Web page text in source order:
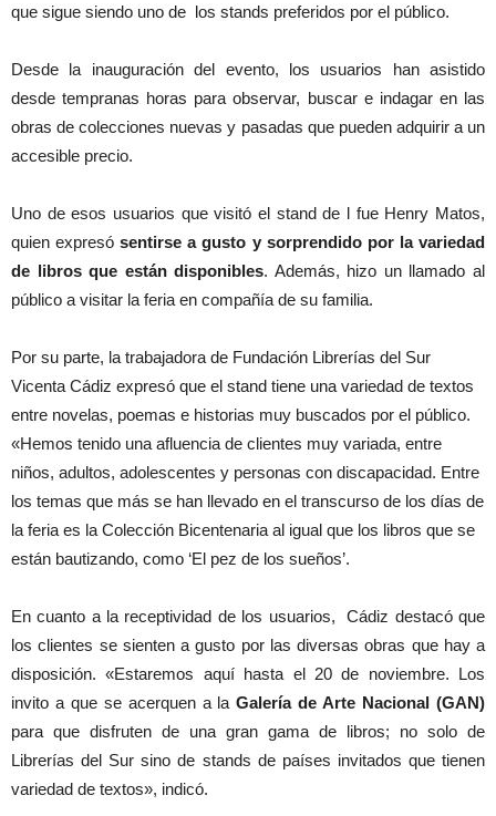
que sigue siendo uno de los stands preferidos por el público.
Desde la inauguración del evento, los usuarios han asistido
desde tempranas horas para observar, buscar e indagar en las
obras de colecciones nuevas y pasadas que pueden adquirir a un
accesible precio.
Uno de esos usuarios que visitó el stand de l fue Henry Matos,
quien expresósentirse a gusto y sorprendido por la variedad
de libros que están disponibles. Además, hizo un llamado al
público a visitar la feria en compañía de su familia.
Por su parte, la trabajadora de Fundación Librerías del Sur
Vicenta Cádiz expresó que el stand tiene una variedad de textos
entre novelas, poemas e historias muy buscados por el público.
«Hemos tenido una afluencia de clientes muy variada, entre
niños, adultos, adolescentes y personas con discapacidad. Entre
los temas que más se han llevado en el transcurso de los días de
la feria es la Colección Bicentenaria al igual que los libros que se
están bautizando, como ‘El pez de los sueños’.
En cuanto a la receptividad de los usuarios, Cádiz destacó que
los clientes se sienten a gusto por las diversas obras que hay a
disposición. «Estaremos aquí hasta el 20 de noviembre. Los
invito a que se acerquen a laGalería de Arte Nacional (GAN)
para que disfruten de una gran gama de libros; no solo de
Librerías del Sur sino de stands de países invitados que tienen
variedad de textos», indicó.